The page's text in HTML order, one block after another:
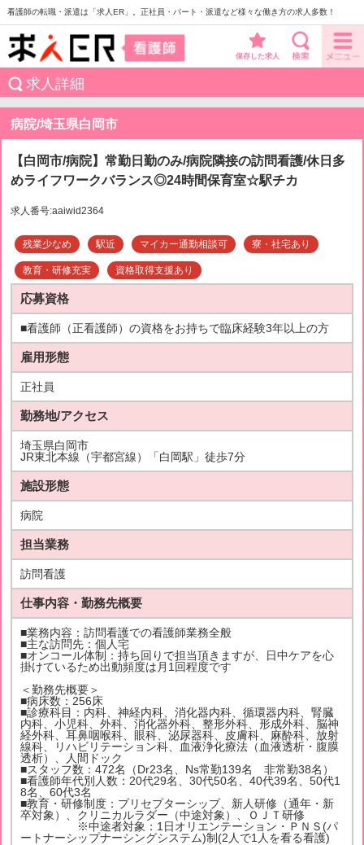
看護師の転職・派遣は「求人ER」。正社員・パート・派遣など様々な働き方の求人多数！
保存した求人
求人詳細
病院/埼玉県白岡市
【白岡市/病院】常勤日勤のみ/病院隣接の訪問看護/休日多
めライフワークバランス◎24時間保育室☆駅チカ
求人番号:aaiwid2364
残業少なめ 駅近 マイカー通勤相談可 寮・社宅あり
教育・研修充実 資格取得支援あり
応募資格
■看護師（正看護師）の資格をお持ちで臨床経験3年以上の方
雇用形態
正社員
勤務地/アクセス
埼玉県白岡市
JR東北本線（宇都宮線）「白岡駅」徒歩7分
施設形態
病院
担当業務
訪問看護
仕事内容・勤務先概要
■業務内容：訪問看護での看護師業務全般
■主な訪問先：個人宅
■オンコール体制：持ち回りで担当頂きますが、日中ケアを心
掛けているため出動頻度は月1回程度です
＜勤務先概要＞
■病床数：256床
■診療科目：内科、神経内科、消化器内科、循環器内科、腎臓
内科、小児科、外科、消化器外科、整形外科、形成外科、脳神
経外科、耳鼻咽喉科、眼科、泌尿器科、皮膚科、麻酔科、放射
線科、リハビリテーション科、血液浄化療法（血液透析・腹膜
透析）、人間ドック
■スタッフ数：472名（Dr23名、Ns常勤139名 非常勤38名）
■看護師年代別人数：20代29名、30代50名、40代39名、50代1
8名、60代3名
■教育・研修制度：プリセプターシップ、新人研修（通年・新
卒対象）、クリニカルラダー（中途対象）、ＯＪＴ研修
※中途者対象：1日オリエンテーション・ＰＮＳ(パ
ートナーシップナーシングシステム)制(2人で1人を看る看護)